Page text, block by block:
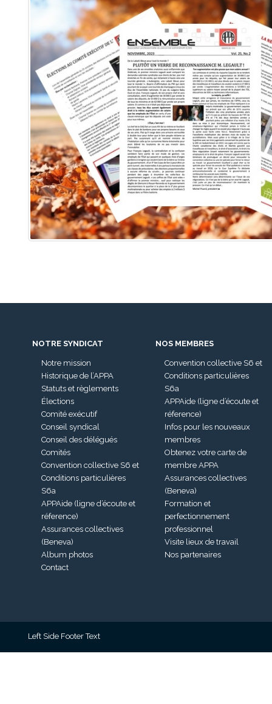
NOTRE SYNDICAT
Notre mission
Historique de l’APPA
Statuts et règlements
Élections
Comité exécutif
Conseil syndical
Conseil des délégués
Comités
Convention collective S6 et
Conditions particulières
S6a
APPAide (ligne d’écoute et
réference)
Assurances collectives
(Beneva)
Album photos
Contact
NOS MEMBRES
Convention collective S6 et
Conditions particulières
S6a
APPAide (ligne d’écoute et
réference)
Infos pour les nouveaux
membres
Obtenez votre carte de
membre APPA
Assurances collectives
(Beneva)
Formation et
perfectionnement
professionnel
Visite lieux de travail
Nos partenaires
Left Side Footer Text